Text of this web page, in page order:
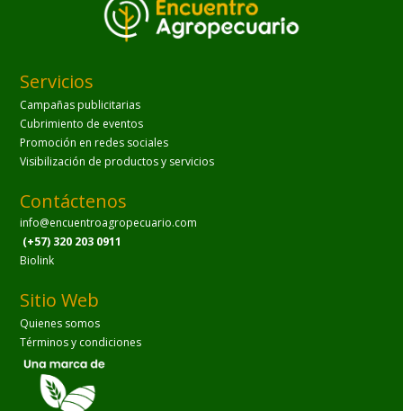
Servicios
Campañas publicitarias
Cubrimiento de eventos
Promoción en redes sociales
Visibilización de productos y servicios
Contáctenos
info@encuentroagropecuario.com
(+57) 320 203 0911
Biolink
Sitio Web
Quienes somos
Términos y condiciones